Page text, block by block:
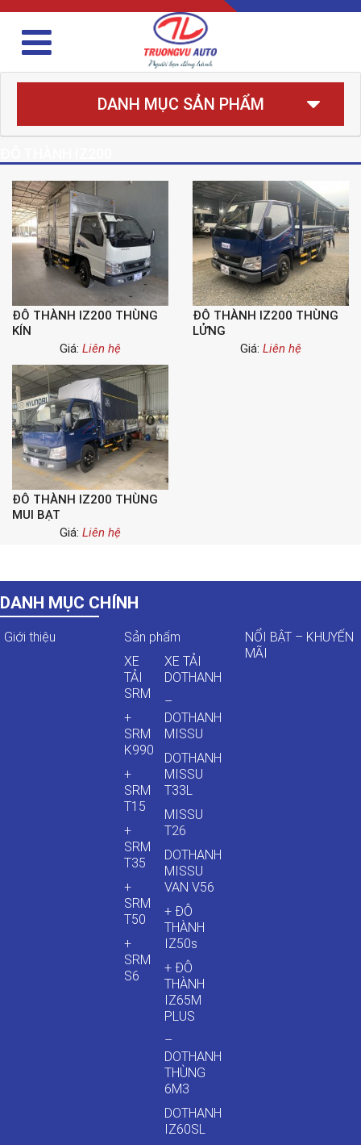
DANH MỤC SẢN PHẨM
ĐÔ THÀNH IZ200 THÙNG
KÍN
Giá: Liên hệ
ĐÔ THÀNH IZ200 THÙNG
LỬNG
Giá: Liên hệ
ĐÔ THÀNH IZ200 THÙNG
MUI BẠT
Giá: Liên hệ
DANH MỤC CHÍNH
Giới thiệu
Sản phẩm
XE
TẢI
SRM
+
SRM
K990
+
SRM
T15
+
SRM
T35
+
SRM
T50
+
SRM
S6
XE TẢI
DOTHANH
–
DOTHANH
MISSU
DOTHANH
MISSU
T33L
MISSU
T26
DOTHANH
MISSU
VAN V56
+ ĐÔ
THÀNH
IZ50s
+ ĐÔ
THÀNH
IZ65M
PLUS
–
DOTHANH
THÙNG
6M3
DOTHANH
IZ60SL
NỔI BẬT – KHUYẾN
MÃI